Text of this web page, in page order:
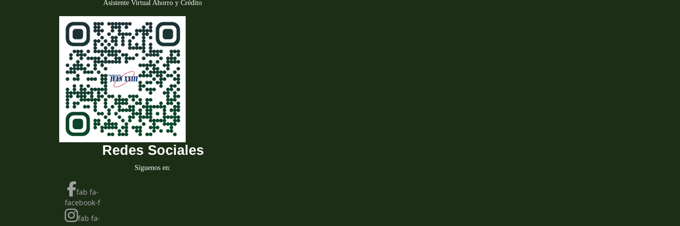
Asistente Virtual Ahorro y Crédito
Redes Sociales
Síguenos en:
fab fa-
facebook-f
fab fa-